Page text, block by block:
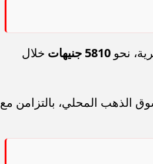
5810 جنيهات
خلال
الذهب المحلي، بالتزامن مع